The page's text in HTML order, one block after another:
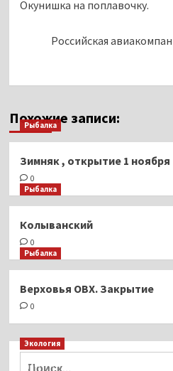
записи
Окунишка на поплавочку.
Российская
Похожие записи:
Рыбалка
Зимняк , открытие 1 ноября
0
Рыбалка
Колыванский
0
Рыбалка
Верховья ОВХ. Закрытие
0
Экология
Для автомобилистов